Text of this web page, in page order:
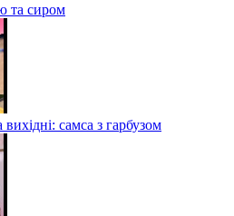
та сиром
самса з гарбузом